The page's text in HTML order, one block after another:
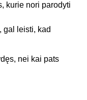
kurie nori parodyti
gal leisti, kad
nei kai pats